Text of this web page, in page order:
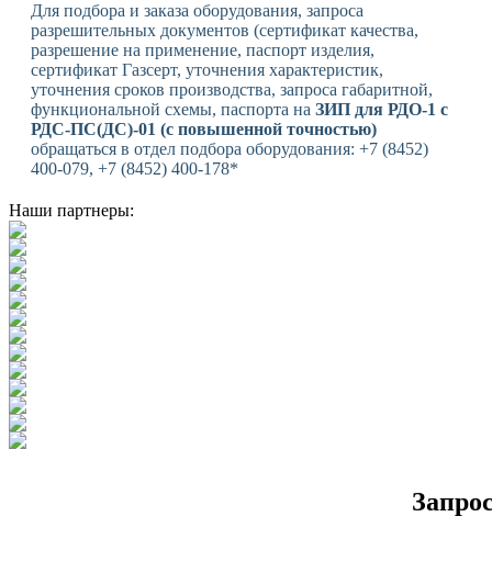
Для подбора и заказа оборудования, запроса
разрешительных документов (сертификат качества,
разрешение на применение, паспорт изделия,
сертификат Газсерт, уточнения характеристик,
уточнения сроков производства, запроса габаритной,
функциональной схемы, паспорта на ЗИП для РДО-1 с
РДС-ПС(ДС)-01 (с повышенной точностью)
обращаться в отдел подбора оборудования: +7 (8452)
400-079, +7 (8452) 400-178*
Наши партнеры: